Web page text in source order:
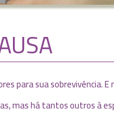
para sua sobrevivência. E
mas há tantos outros à